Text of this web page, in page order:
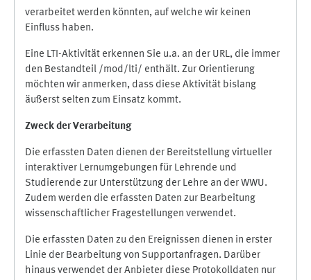
verarbeitet werden könnten, auf welche wir keinen
Einfluss haben.
Eine LTI-Aktivität erkennen Sie u.a. an der URL, die immer
den Bestandteil /mod/lti/ enthält. Zur Orientierung
möchten wir anmerken, dass diese Aktivität bislang
äußerst selten zum Einsatz kommt.
Zweck der Verarbeitung
Die erfassten Daten dienen der Bereitstellung virtueller
interaktiver Lernumgebungen für Lehrende und
Studierende zur Unterstützung der Lehre an der WWU.
Zudem werden die erfassten Daten zur Bearbeitung
wissenschaftlicher Fragestellungen verwendet.
Die erfassten Daten zu den Ereignissen dienen in erster
Linie der Bearbeitung von Supportanfragen. Darüber
hinaus verwendet der Anbieter diese Protokolldaten nur